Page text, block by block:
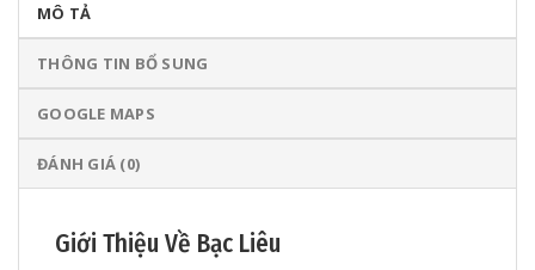
MÔ TẢ
THÔNG TIN BỔ SUNG
GOOGLE MAPS
ĐÁNH GIÁ (0)
Giới Thiệu Về Bạc Liêu